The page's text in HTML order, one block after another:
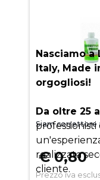
Siam correttore
€ 0,80
Prezzo iva
Nasciamo a
Italy, Made
orgogliosi!
Da oltre 25
realizzata
cliente.